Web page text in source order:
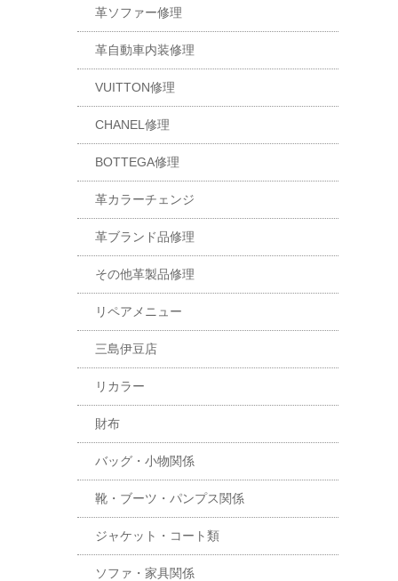
革ソファー修理
革自動車内装修理
VUITTON修理
CHANEL修理
BOTTEGA修理
革カラーチェンジ
革ブランド品修理
その他革製品修理
リペアメニュー
三島伊豆店
リカラー
財布
バッグ・小物関係
靴・ブーツ・パンプス関係
ジャケット・コート類
ソファ・家具関係